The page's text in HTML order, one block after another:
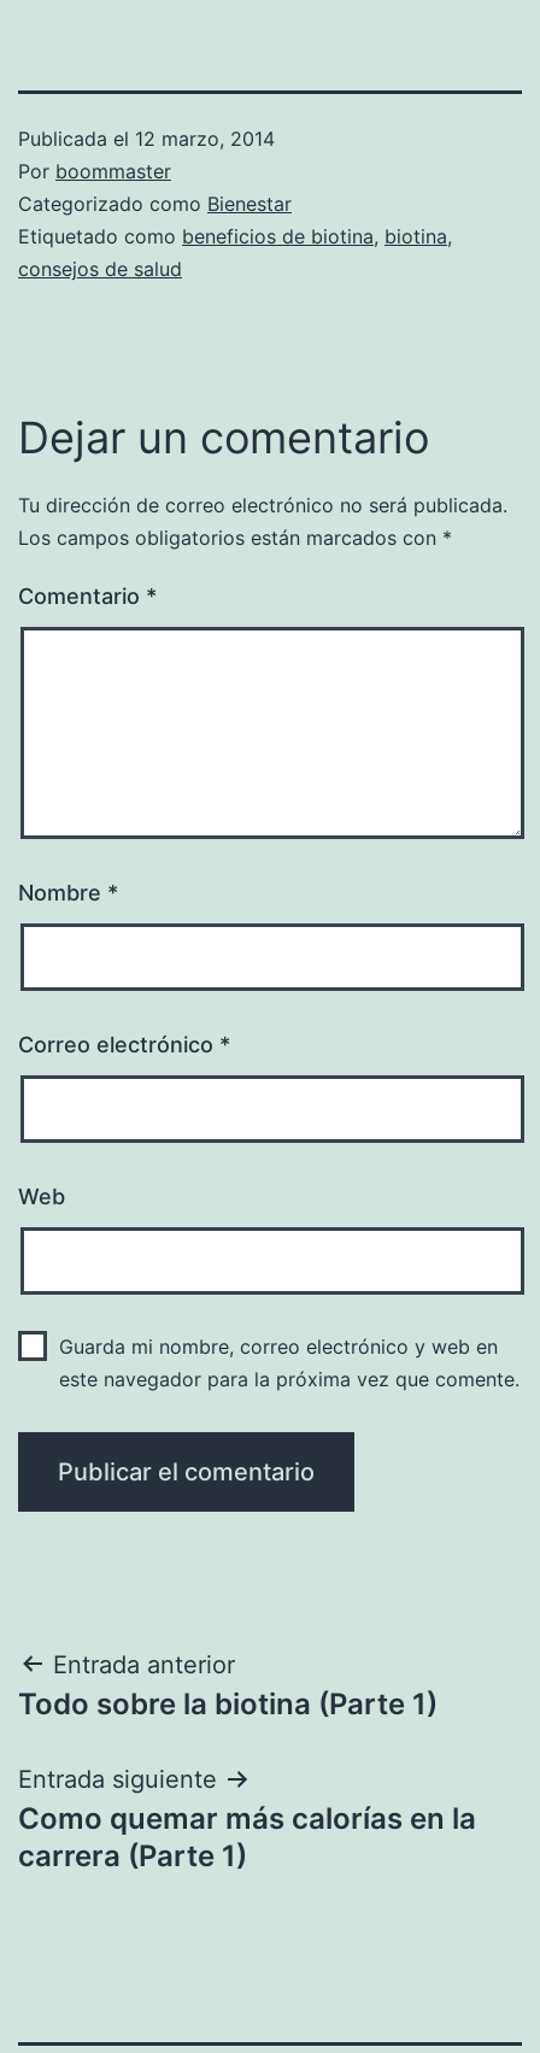
Publicada el 12 marzo, 2014
Por boommaster
Categorizado como Bienestar
Etiquetado como beneficios de biotina, biotina,
consejos de salud
Dejar un comentario
Tu dirección de correo electrónico no será publicada.
Los campos obligatorios están marcados con *
Comentario *
Nombre *
Correo electrónico *
Web
Guarda mi nombre, correo electrónico y web en
este navegador para la próxima vez que comente.
Navegación
de
entradas
Entrada anterior
Todo sobre la biotina (Parte 1)
Entrada siguiente
Como quemar más calorías en la
carrera (Parte 1)